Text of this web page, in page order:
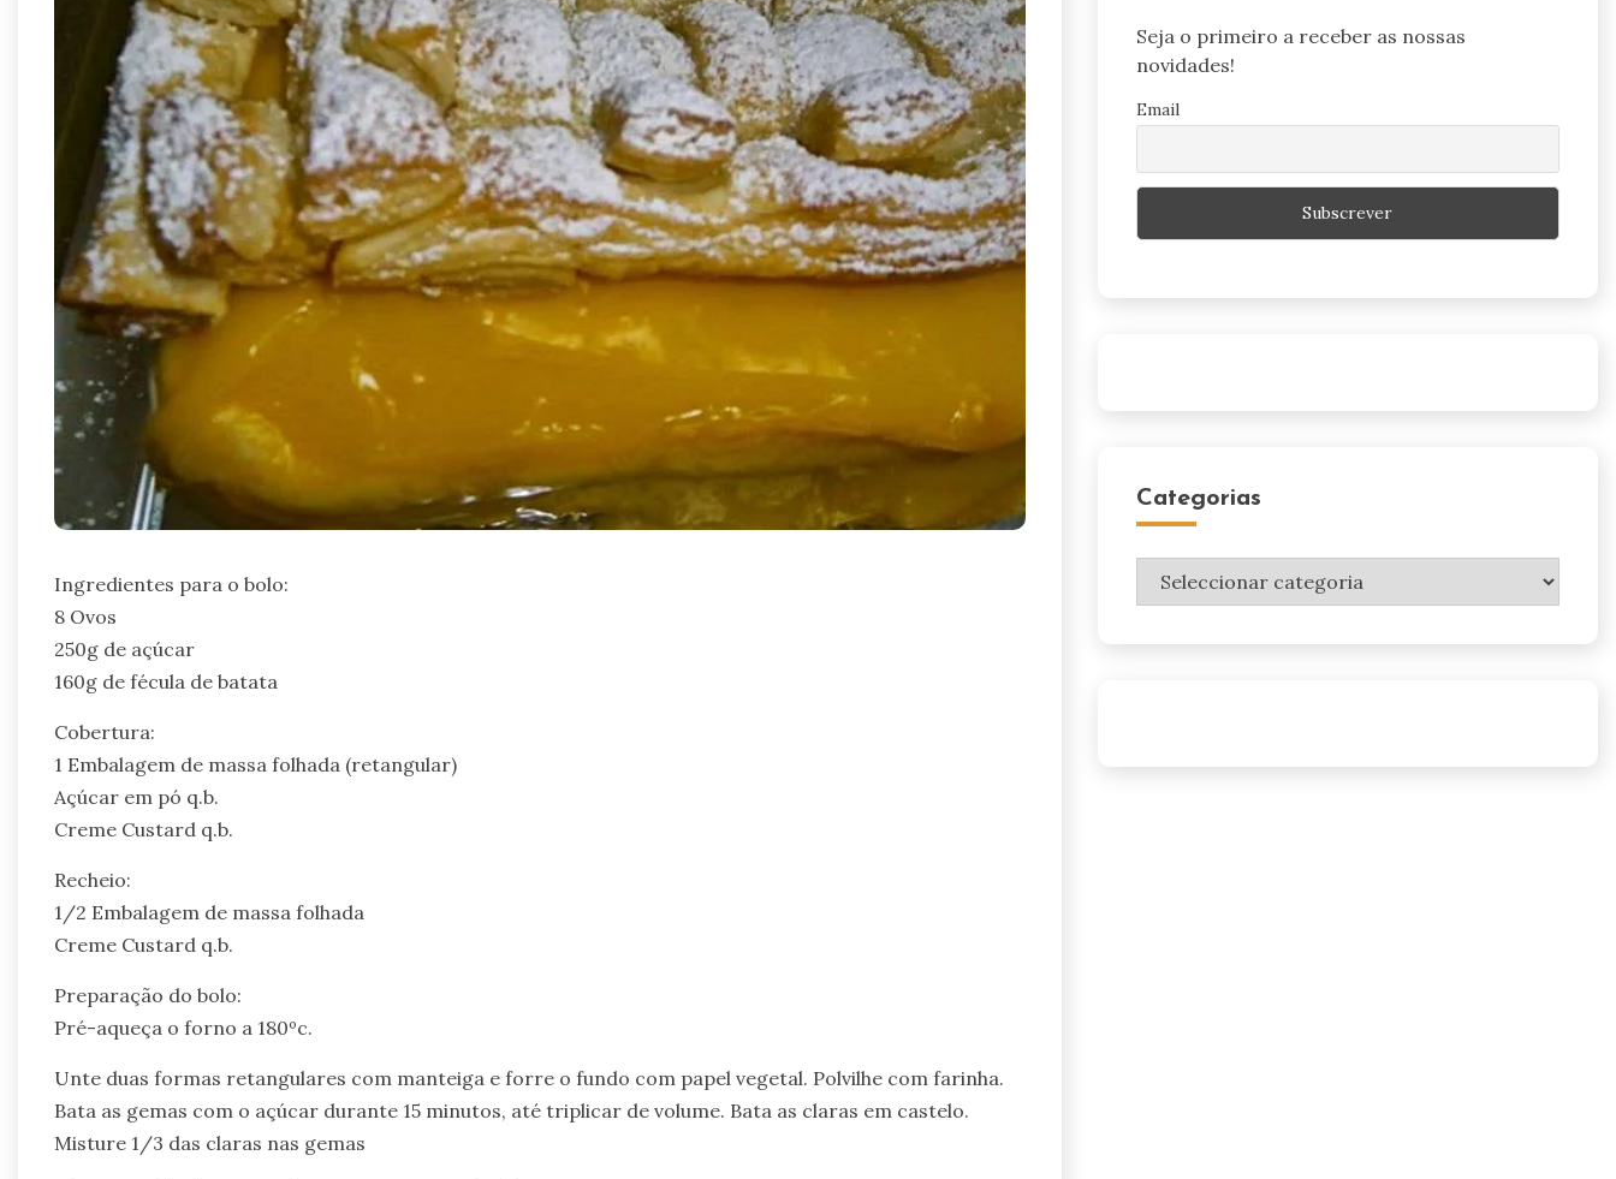
Ingredientes para o bolo:
8 Ovos
250g de açúcar
160g de fécula de batata
Cobertura:
1 Embalagem de massa folhada (retangular)
Açúcar em pó q.b.
Creme Custard q.b.
Recheio:
1/2 Embalagem de massa folhada
Creme Custard q.b.
Preparação do bolo:
Pré-aqueça o forno a 180ºc.
Unte duas formas retangulares com manteiga e forre o fundo com papel vegetal. Polvilhe com farinha.
Bata as gemas com o açúcar durante 15 minutos, até triplicar de volume. Bata as claras em castelo.
Misture 1/3 das claras nas gemas
Seja o primeiro a receber as nossas
novidades!
Email
Categorias
Categorias